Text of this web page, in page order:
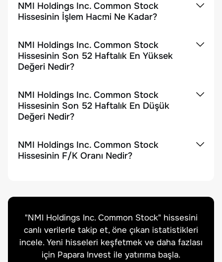
NMI Holdings Inc. Common Stock
Hissesinin İşlem Hacmi Ne Kadar?
NMI Holdings Inc. Common Stock
Hissesinin Son 52 Haftalık En Yüksek
Değeri Nedir?
NMI Holdings Inc. Common Stock
Hissesinin Son 52 Haftalık En Düşük
Değeri Nedir?
NMI Holdings Inc. Common Stock
Hissesinin F/K Oranı Nedir?
"NMI Holdings Inc. Common Stock" hissesini
canlı verilerle takip et, öne çıkan istatistikleri
incele. Yeni hisseleri keşfetmek ve daha fazlası
için Papara Invest ile yatırıma başla.